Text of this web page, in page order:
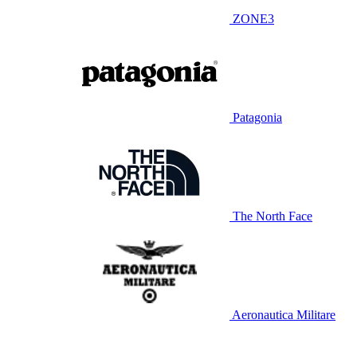
ZONE3
Patagonia
The North Face
Aeronautica Militare